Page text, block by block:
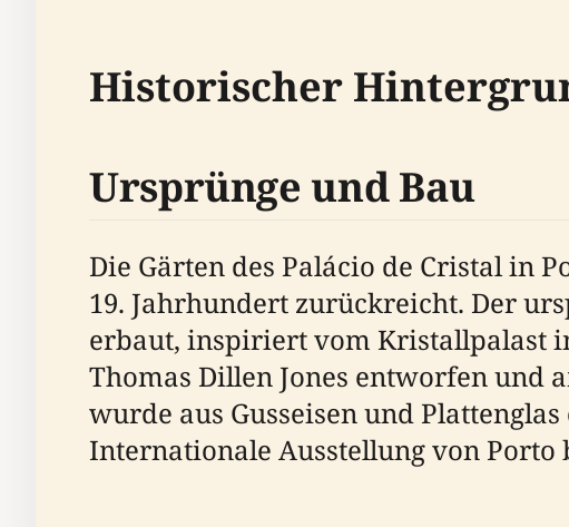
Historischer
Ursprünge und Bau
Die Gärten des Palácio de Cristal in
19. Jahrhundert zurückreicht. Der
erbaut, inspiriert vom Kristallpalast
Thomas Dillen Jones entworfen und
wurde aus Gusseisen und
Internationale Ausstellung von Porto